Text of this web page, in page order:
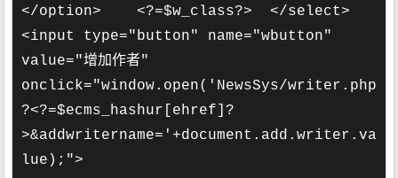
</option>    <?=$w_class?>  </select>
<input type="button" name="wbutton"
value="增加作者"
onclick="window.open('NewsSys/writer.php
?<?=$ecms_hashur[ehref]?
>&addwritername='+document.add.writer.va
lue);">